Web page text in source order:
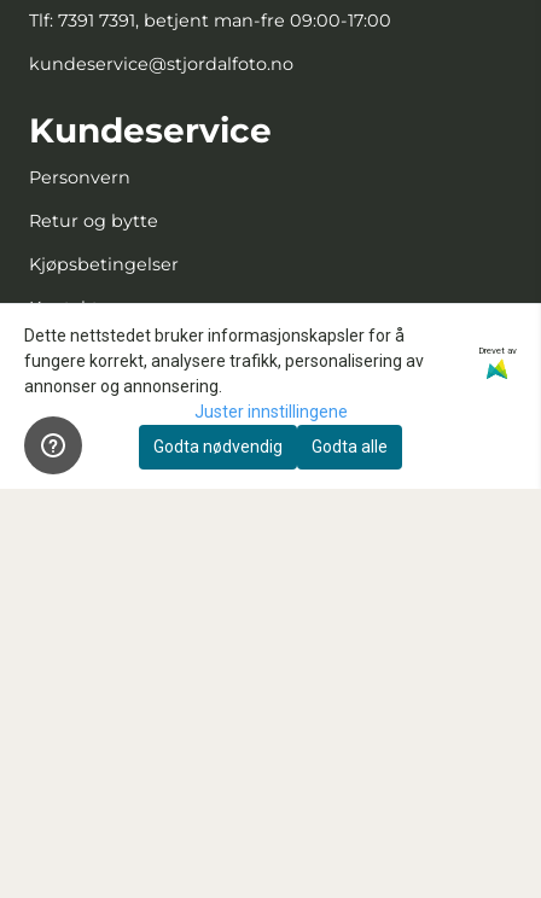
Tlf: 7391 7391, betjent man-fre 09:00-17:00
kundeservice@stjordalfoto.no
Kundeservice
Personvern
Retur og bytte
Kjøpsbetingelser
Kontakt oss
Reparasjon og service
Innbytte
Sensorrens
Kundeklubb
Dette nettstedet bruker informasjonskapsler for å
fungere korrekt, analysere trafikk, personalisering av
annonser og annonsering.
Drevet av
Juster innstillingene
Godta nødvendig
Godta alle